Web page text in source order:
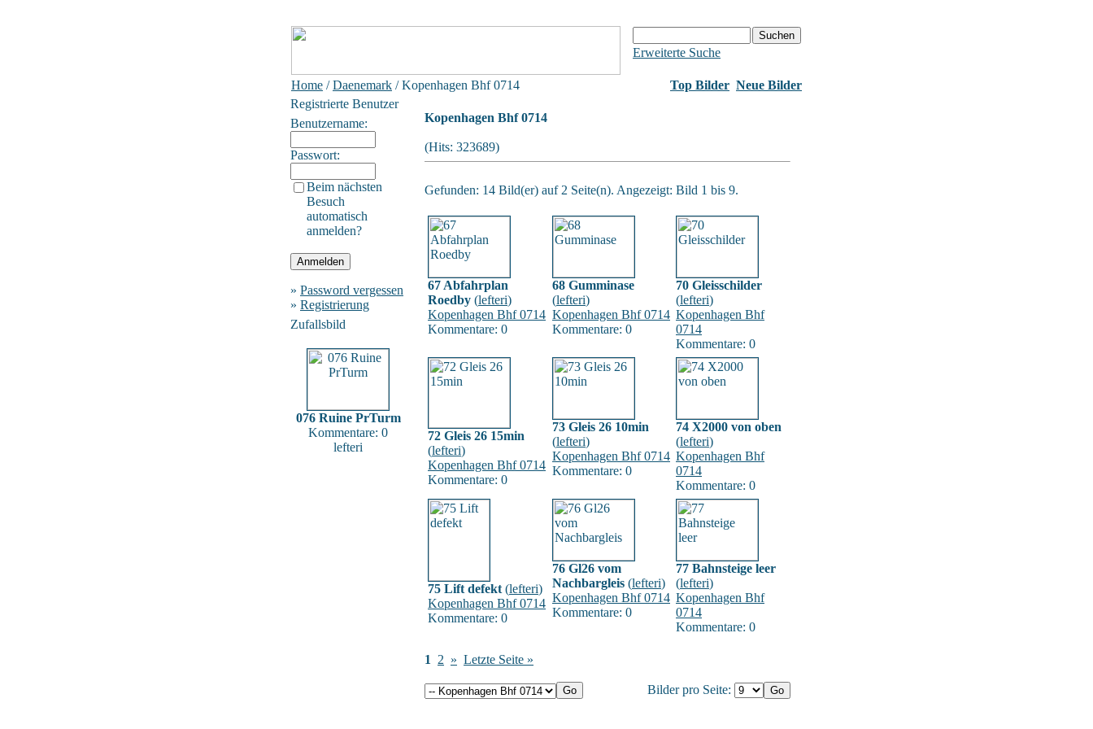
Erweiterte Suche
Home /Daenemark / Kopenhagen Bhf 0714 Top Bilder Neue Bilder
Registrierte Benutzer
Benutzername:
Passwort:
Beim nächsten
Besuch
automatisch
anmelden?
» Password vergessen
» Registrierung
Zufallsbild
076 Ruine PrTurm
Kommentare: 0
lefteri
Kopenhagen Bhf 0714
(Hits: 323689)
Gefunden: 14 Bild(er) auf 2 Seite(n). Angezeigt: Bild 1 bis 9.
67 Abfahrplan
Roedby (lefteri)
Kopenhagen Bhf 0714
Kommentare: 0
68 Gumminase
(lefteri)
Kopenhagen Bhf 0714
Kommentare: 0
70 Gleisschilder
(lefteri)
Kopenhagen Bhf
0714
Kommentare: 0
72 Gleis 26 15min
(lefteri)
Kopenhagen Bhf 0714
Kommentare: 0
73 Gleis 26 10min
(lefteri)
Kopenhagen Bhf 0714
Kommentare: 0
74 X2000 von oben
(lefteri)
Kopenhagen Bhf
0714
Kommentare: 0
75 Lift defekt (lefteri)
Kopenhagen Bhf 0714
Kommentare: 0
76 Gl26 vom
Nachbargleis (lefteri)
Kopenhagen Bhf 0714
Kommentare: 0
77 Bahnsteige leer
(lefteri)
Kopenhagen Bhf
0714
Kommentare: 0
1 2 » Letzte Seite »
Bilder pro Seite: